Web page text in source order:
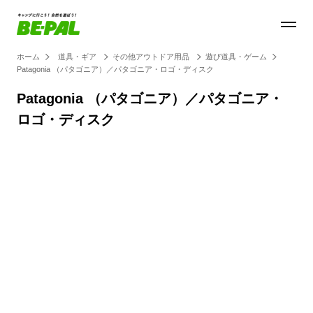
ホーム 道具・ギア その他アウトドア用品
遊び道具・ゲーム
Patagonia （パタゴニア）／パタゴニア・ロゴ・ディスク
Patagonia （パタゴニア）／パタゴニア・
ロゴ・ディスク